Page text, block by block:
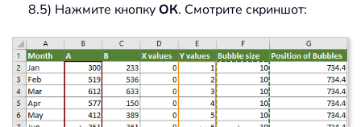
8.5) Нажмите кнопкуОК. Смотрите скриншот: